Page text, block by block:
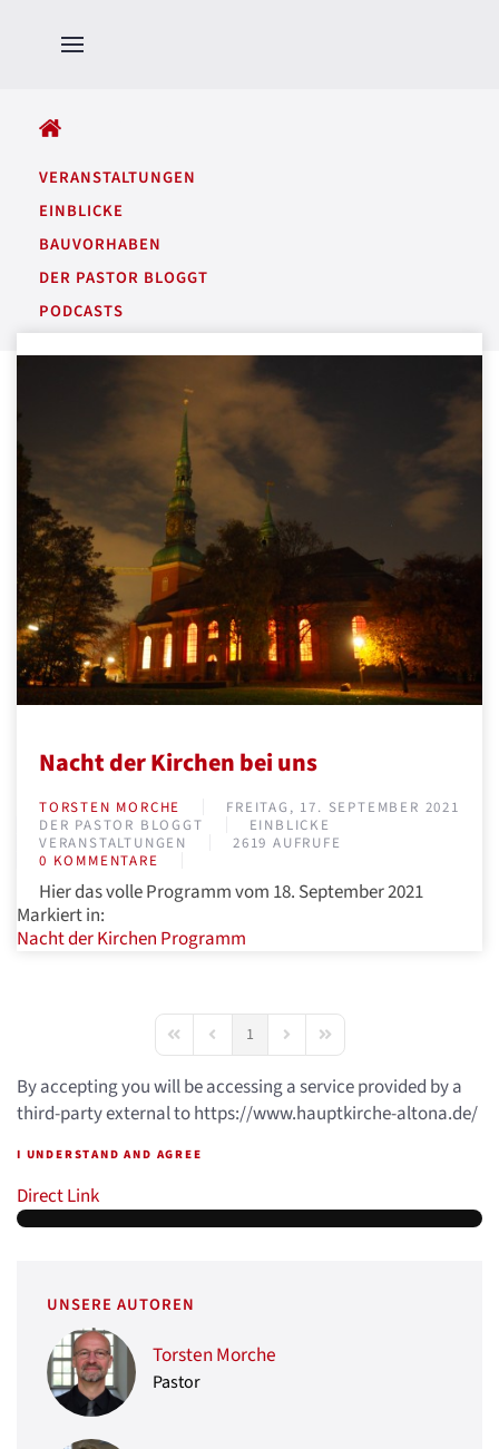
VERANSTALTUNGEN
EINBLICKE
BAUVORHABEN
DER PASTOR BLOGGT
PODCASTS
Nacht der Kirchen bei uns
TORSTEN MORCHE
FREITAG, 17. SEPTEMBER 2021
DER PASTOR BLOGGT
EINBLICKE
VERANSTALTUNGEN
2619 AUFRUFE
0 KOMMENTARE
Hier das volle Programm vom 18. September 2021
Markiert in:
Nacht der Kirchen Programm
First PagePrevious Page
1 Next PageLast Page
By accepting you will be accessing a service provided by a
third-party external to https://www.hauptkirche-altona.de/
I UNDERSTAND AND AGREE
Direct Link
UNSERE AUTOREN
Torsten Morche
Pastor